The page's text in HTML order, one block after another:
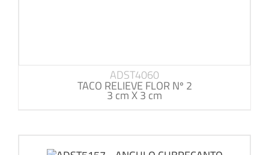
ADST4060
TACO RELIEVE FLOR Nº 2
3 cm X 3 cm